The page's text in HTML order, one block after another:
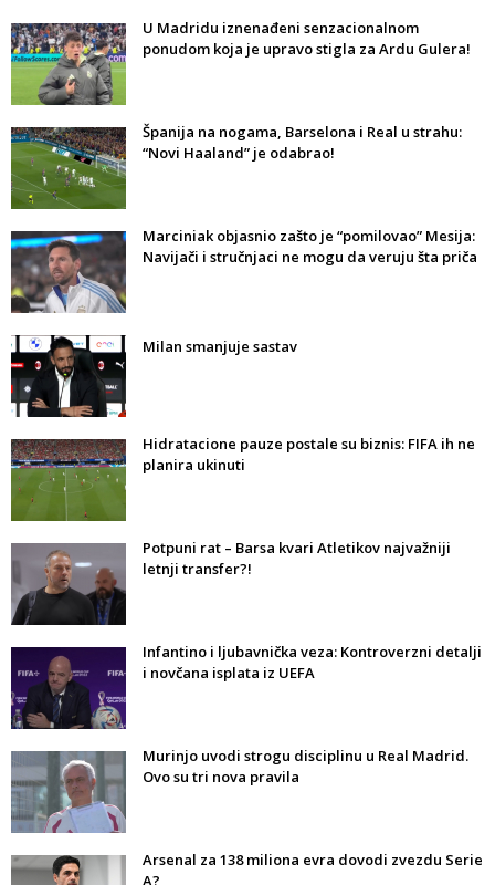
U Madridu iznenađeni senzacionalnom
ponudom koja je upravo stigla za Ardu Gulera!
Španija na nogama, Barselona i Real u strahu:
“Novi Haaland” je odabrao!
Marciniak objasnio zašto je “pomilovao” Mesija:
Navijači i stručnjaci ne mogu da veruju šta priča
Milan smanjuje sastav
Hidratacione pauze postale su biznis: FIFA ih ne
planira ukinuti
Potpuni rat – Barsa kvari Atletikov najvažniji
letnji transfer?!
Infantino i ljubavnička veza: Kontroverzni detalji
i novčana isplata iz UEFA
Murinjo uvodi strogu disciplinu u Real Madrid.
Ovo su tri nova pravila
Arsenal za 138 miliona evra dovodi zvezdu Serie
A?